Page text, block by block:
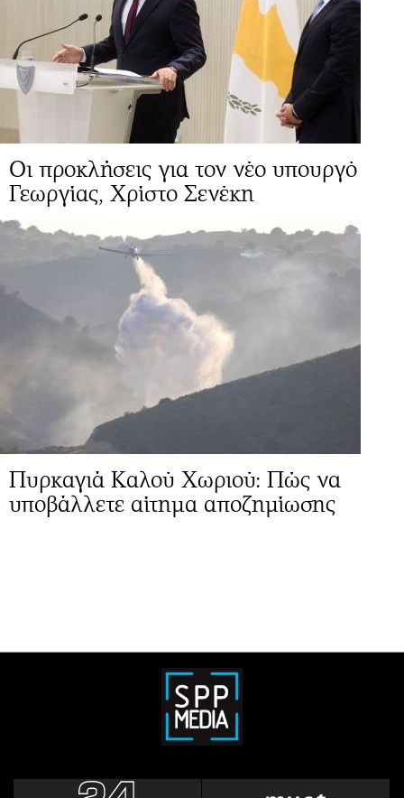
Οι προκλήσεις για τον νέο υπουργό
Γεωργίας, Χρίστο Σενέκη
Πυρκαγιά Καλού Χωριού: Πώς να
υποβάλλετε αίτημα αποζημίωσης